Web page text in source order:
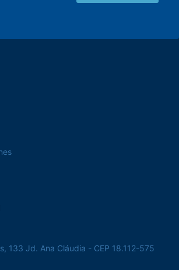
133 Jd. Ana Cláudia - CEP 18.112-575